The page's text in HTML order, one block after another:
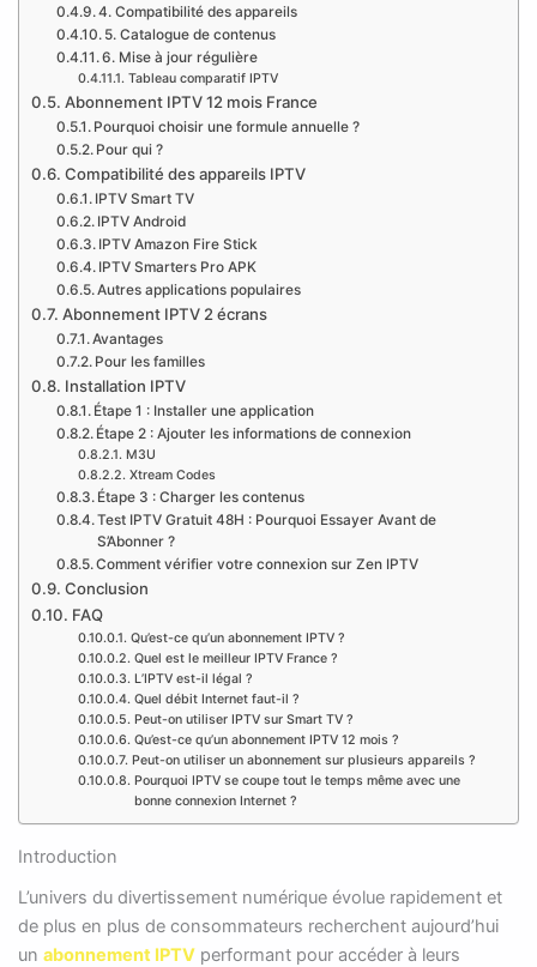
4. Compatibilité des appareils
5. Catalogue de contenus
6. Mise à jour régulière
Tableau comparatif IPTV
Abonnement IPTV 12 mois France
Pourquoi choisir une formule annuelle ?
Pour qui ?
Compatibilité des appareils IPTV
IPTV Smart TV
IPTV Android
IPTV Amazon Fire Stick
IPTV Smarters Pro APK
Autres applications populaires
Abonnement IPTV 2 écrans
Avantages
Pour les familles
Installation IPTV
Étape 1 : Installer une application
Étape 2 : Ajouter les informations de connexion
M3U
Xtream Codes
Étape 3 : Charger les contenus
Test IPTV Gratuit 48H : Pourquoi Essayer Avant de
S’Abonner ?
Comment vérifier votre connexion sur Zen IPTV
Conclusion
FAQ
Qu’est-ce qu’un abonnement IPTV ?
Quel est le meilleur IPTV France ?
L’IPTV est-il légal ?
Quel débit Internet faut-il ?
Peut-on utiliser IPTV sur Smart TV ?
Qu’est-ce qu’un abonnement IPTV 12 mois ?
Peut-on utiliser un abonnement sur plusieurs appareils ?
Pourquoi IPTV se coupe tout le temps même avec une
bonne connexion Internet ?
Introduction
L’univers du divertissement numérique évolue rapidement et
de plus en plus de consommateurs recherchent aujourd’hui
un abonnement IPTVperformant pour accéder à leurs